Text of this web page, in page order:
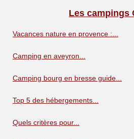
Les campings
Vacances nature en provence :...
Camping en aveyron...
Camping bourg en bresse guide...
Top 5 des hébergements...
Quels critères pour...